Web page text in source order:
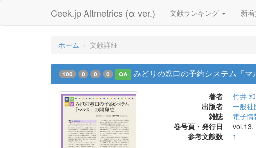
Ceek.jp Altmetrics (α ver.) 文献ランキング 新
ホーム 文献詳細
100 0 0 0 OA みどりの窓口の予約システム「マ
著者
竹井
出版者
一般社
雑誌
電子情
巻号頁・発行日
vol.13,
参考文献数
1